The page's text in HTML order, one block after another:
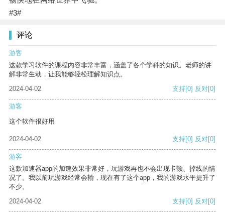
#3#
评论
游客
这款学习软件的课程内容非常丰富，涵盖了各个学科的知识。老师的讲
解非常生动，让我能够轻松理解知识点。
2024-04-02
支持[0] 反对[0]
游客
这个软件很好用
2024-04-02 支持[0] 反对[0]
游客
这款加速器app的加速效果非常好，玩游戏再也不会出现卡顿、掉线的情
况了。我以前玩游戏经常会输，现在有了这个app，我的游戏水平提升了
不少。
2024-04-02
支持[0] 反对[0]